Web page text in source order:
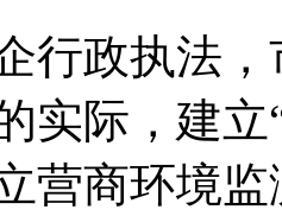
政执法，
实际，建
营商环境